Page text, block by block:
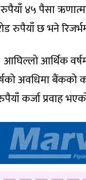
४५ पैसा
रुपैयाँ छ भने
आर्थिक
अवधिमा बैंकको
कर्जा प्रवाह